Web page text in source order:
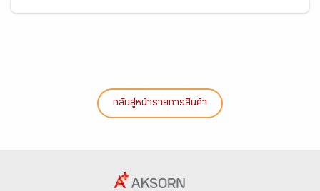
กลับสู่หน้ารายการสินค้า